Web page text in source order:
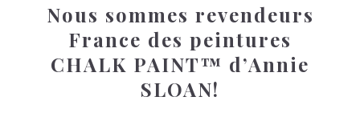
Nous sommes revendeurs
France des peintures
CHALK PAINT™ d’Annie
SLOAN!